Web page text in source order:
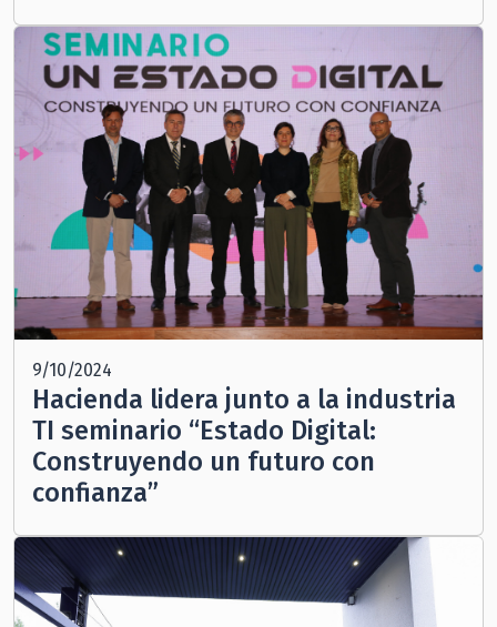
9/10/2024
Hacienda lidera junto a la industria
TI seminario “Estado Digital:
Construyendo un futuro con
confianza”